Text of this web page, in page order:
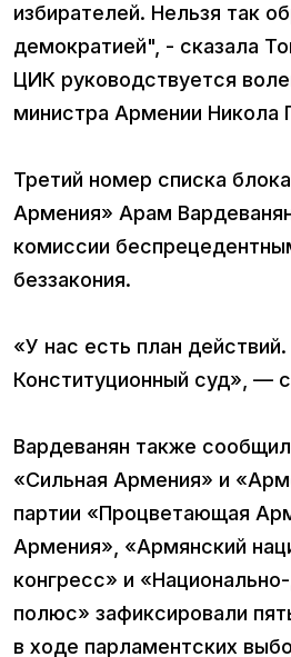
избирателей. Нельзя так
демократией", - сказала
ЦИК руководствуется
министра Армении Никола
Третий номер списка
Армения» Арам
комиссии
беззакония.
«У нас есть план
Конституционный суд», —
Вардеванян также
«Сильная Армения» и
партии «Процветающая
Армения», «Армянский
конгресс» и
полюс» зафиксировали
в ходе парламентских